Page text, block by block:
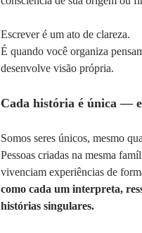
Escrever é um ato de clareza.
É quando você organiza
desenvolve visão própria.
Cada história é única —
Somos seres únicos, mesmo
Pessoas criadas na mesma
vivenciam experiências de
como cada um interpreta,
histórias singulares.